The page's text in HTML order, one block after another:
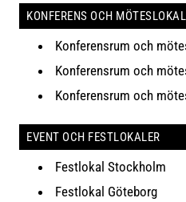
KONFERENS OCH
Konferensrum och
Konferensrum och
Konferensrum och
EVENT OCH FESTLOKALER
Festlokal Stockholm
Festlokal Göteborg